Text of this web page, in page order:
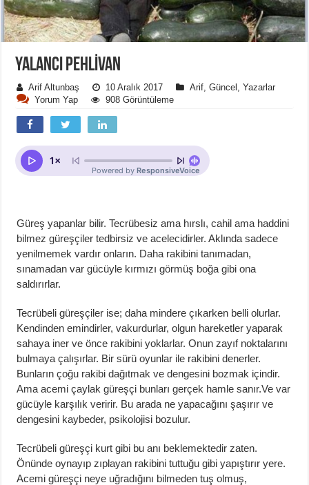
YALANCI PEHLIVAN
Arif Altunbaş 10 Aralık 2017 Arif ,Güncel ,Yazarlar
Yorum Yap
908 Görüntüleme
Güreş yapanlar bilir. Tecrübesiz ama hırslı, cahil ama haddini
bilmez güreşçiler tedbirsiz ve acelecidirler. Aklında sadece
yenilmemek vardır onların. Daha rakibini tanımadan,
sınamadan var gücüyle kırmızı görmüş boğa gibi ona
saldırırlar.
Tecrübeli güreşçiler ise; daha mindere çıkarken belli olurlar.
Kendinden emindirler, vakurdurlar, olgun hareketler yaparak
sahaya iner ve önce rakibini yoklarlar. Onun zayıf noktalarını
bulmaya çalışırlar. Bir sürü oyunlar ile rakibini denerler.
Bunların çoğu rakibi dağıtmak ve dengesini bozmak içindir.
Ama acemi çaylak güreşçi bunları gerçek hamle sanır.Ve var
gücüyle karşılık veririr. Bu arada ne yapacağını şaşırır ve
dengesini kaybeder, psikolojisi bozulur.
Tecrübeli güreşçi kurt gibi bu anı beklemektedir zaten.
Önünde oynayıp zıplayan rakibini tuttuğu gibi yapıştırır yere.
Acemi güreşçi neye uğradığını bilmeden tuş olmuş,